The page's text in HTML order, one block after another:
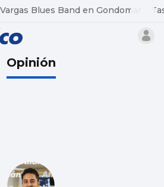
Blues Band en Gondomar
Opinión